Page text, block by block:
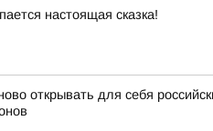
настоящая сказка!
открывать для себя